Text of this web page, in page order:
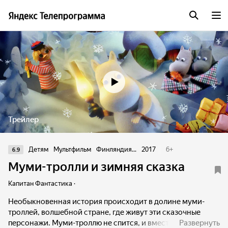
Трейлер
6.9 Детям Мультфильм Финляндия... 2017 6+
Муми-тролли и зимняя сказка
Капитан Фантастика ·
Необыкновенная история происходит в долине муми-
троллей, волшебной стране, где живут эти сказочные
персонажи. Муми-троллю не спится, и вместо спячки он
Развернуть